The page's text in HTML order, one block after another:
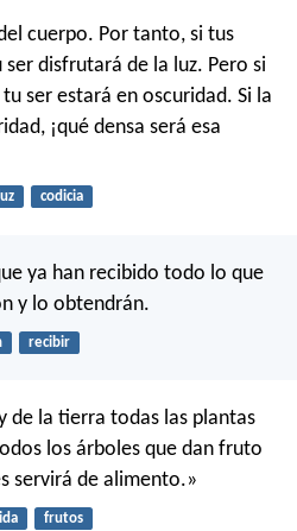
cuerpo. Por tanto, si tus
disfrutará de la luz. Pero si
ser estará en oscuridad. Si la
¡qué densa será esa
luz codicia
ya han recibido todo lo que
y lo obtendrán.
recibir
de la tierra todas las plantas
los árboles que dan fruto
servirá de alimento.»
frutos